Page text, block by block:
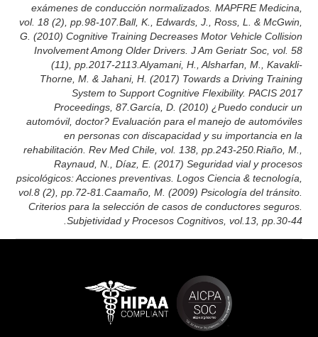
exámenes de conducción normalizados. MAPFRE Medicina,
vol. 18 (2), pp.98-107.Ball, K., Edwards, J., Ross, L. & McGwin,
G. (2010) Cognitive Training Decreases Motor Vehicle Collision
Involvement Among Older Drivers. J Am Geriatr Soc, vol. 58
(11), pp.2017-2113.Alyamani, H., Alsharfan, M., Kavakli-
Thorne, M. & Jahani, H. (2017) Towards a Driving Training
System to Support Cognitive Flexibility. PACIS 2017
Proceedings, 87.García, D. (2010) ¿Puedo conducir un
automóvil, doctor? Evaluación para el manejo de automóviles
en personas con discapacidad y su importancia en la
rehabilitación. Rev Med Chile, vol. 138, pp.243-250.Riaño, M.,
Raynaud, N., Díaz, E. (2017) Seguridad vial y procesos
psicológicos: Acciones preventivas. Logos Ciencia & tecnología,
vol.8 (2), pp.72-81.Caamaño, M. (2009) Psicología del tránsito.
Criterios para la selección de casos de conductores seguros.
Subjetividad y Procesos Cognitivos, vol.13, pp.30-44.